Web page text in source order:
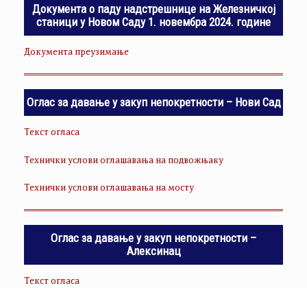
Документа о паду надстрешнице на Железничкој
станици у Новом Саду 1. новембра 2024. године
Документа преузимање
Оглас за давање у закуп непокретности – Нови Сад
Текст огласа
Технички услови оглашавања на подвожњаку
Технички услови оглашавања на мосту
Оглас за давање у закуп непокретности –
Алексинац
Текст огласа